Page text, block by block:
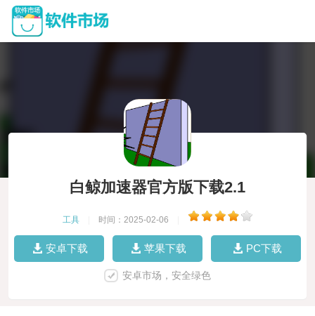
白鲸加速器官方版下载2.1
工具 时间：2025-02-06
安卓下载 苹果下载 PC下载
安卓市场，安全绿色